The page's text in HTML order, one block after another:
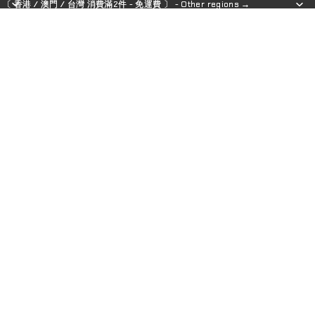
〔 香港 / 澳門 / 台灣 消費滿2件 - 免運費 〕 - Other regions →
〔 香港 / 澳門 / 台灣 消費滿2件 - 免運費 〕 - Other regions →